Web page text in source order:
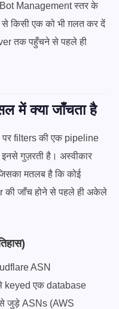
Management स्तर के
किसी एक को भी ग़लत कर दें
तक पहुँचने से पहले ही
में क्या जाँचता है
filters की एक pipeline
गुज़रती है। अस्वीकार
मतलब है कि कोई
की जाँच होने से पहले ही अकेले
ASN
keyed एक database
जुड़े ASNs (AWS